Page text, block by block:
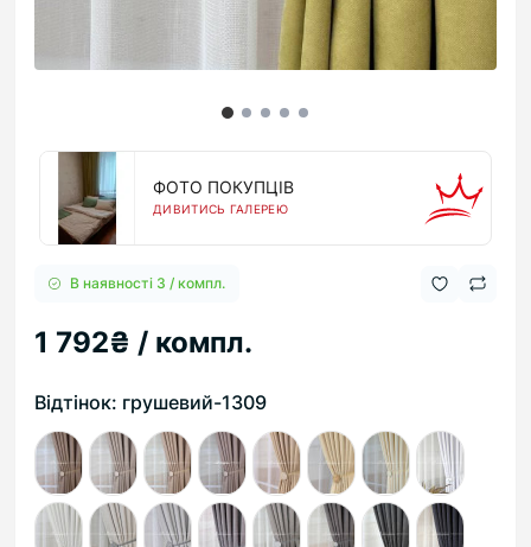
ФОТО ПОКУПЦІВ
ДИВИТИСЬ ГАЛЕРЕЮ
В наявності 3 / компл.
1 792₴ / компл.
Відтінок: грушевий-1309